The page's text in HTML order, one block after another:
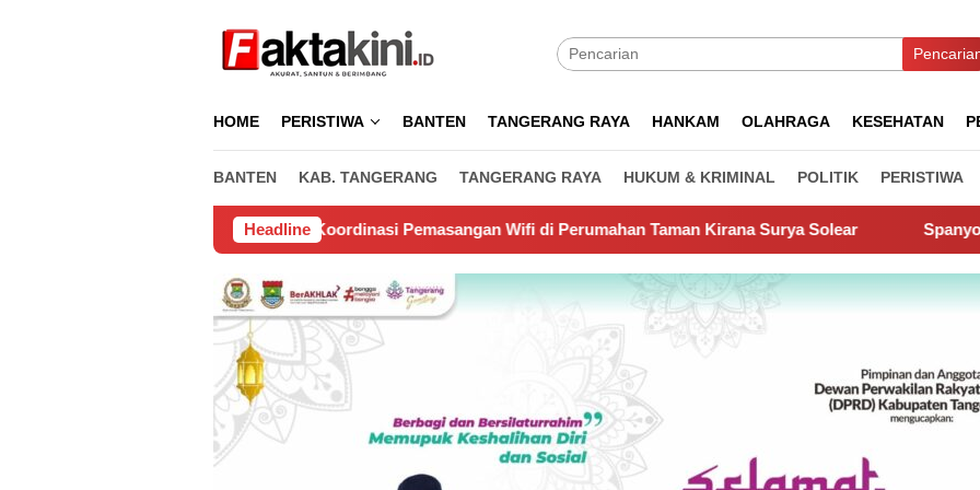
HOME PERISTIWA BANTEN TANGERANG RAYA HANKAM OLAHRAGA KESEHATAN
BANTEN KAB. TANGERANG TANGERANG RAYA HUKUM & KRIMINAL POLITIK PERISTIWA
Headline
Untuk Biaya Koordinasi Pemasangan Wifi di Perumahan Taman Kirana Surya Solear Spanyol Juara Piala Dunia